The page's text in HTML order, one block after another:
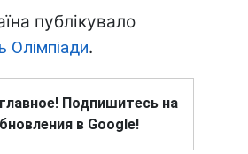
публікувало
Олімпіади.
Подпишитесь на
в Google!